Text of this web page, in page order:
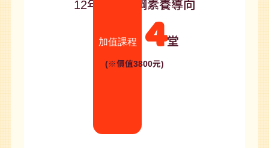
12年國教課綱素養導向
加值課程 4堂
(※價值3800元)